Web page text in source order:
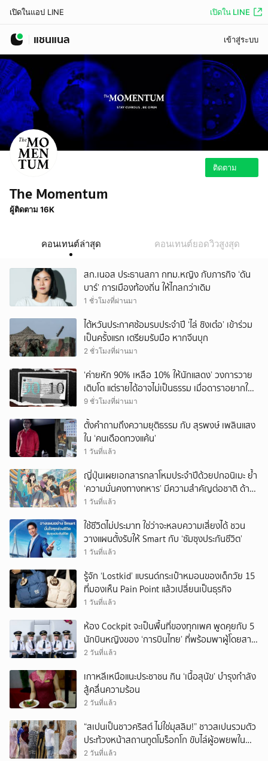
เปิดในแอป LINE เปิดใน LINE
แชนแนล เข้าสู่ระบบ
ติดตาม
The Momentum
ผู้ติดตาม 16K
คอนเทนต์ล่าสุด คอนเทนต์ยอดวิวสูงสุด
สก.เนอส ประธานสภา กทม.หญิง กับภารกิจ ‘ดัน
บาร์’ การเมืองท้องถิ่น ให้ไกลกว่าเดิม
1 ชั่วโมงที่ผ่านมา
ไต้หวันประกาศซ้อมรบประจำปี ‘ไล่ ชิงเต๋อ’ เข้าร่วม
เป็นครั้งแรก เตรียมรับมือ หากจีนบุก
2 ชั่วโมงที่ผ่านมา
‘ค่ายหัก 90% เหลือ 10% ให้นักแสดง’ วงการวาย
เติบโต แต่รายได้อาจไม่เป็นธรรม เมื่อดาราอยากให้มี
‘สัญญามาตรฐาน’
9 ชั่วโมงที่ผ่านมา
ตั้งคำถามถึงความยุติธรรม กับ สุรพงษ์ เพลินแสง
ใน ‘คนเดือดทวงแค้น’
1 วันที่แล้ว
ญี่ปุ่นเผยเอกสารกลาโหมประจำปีด้วยปกอนิเมะ ย้ำ
‘ความมั่นคงทางทหาร’ มีความสำคัญต่อชาติ ด้าน
จีนเตือน ขออย่าซ้ำรอยประวัติศาสตร์
1 วันที่แล้ว
ใช้ชีวิตไม่ประมาท ใช่ว่าจะหลบความเสี่ยงได้ ชวน
วางแผนตั้งรับให้ Smart กับ ‘ซัมซุงประกันชีวิต’
1 วันที่แล้ว
รู้จัก ‘Lostkid’ แบรนด์กระเป๋าหมอนของเด็กวัย 15
ที่มองเห็น Pain Point แล้วเปลี่ยนเป็นธุรกิจ
1 วันที่แล้ว
ห้อง Cockpit จะเป็นพื้นที่ของทุกเพศ พูดคุยกับ 5
นักบินหญิงของ ‘การบินไทย’ ที่พร้อมพาผู้โดยสาร
บินไปทั่วโลก
2 วันที่แล้ว
เกาหลีเหนือแนะประชาชน กิน ‘เนื้อสุนัข’ บำรุงกำลัง
สู้คลื่นความร้อน
2 วันที่แล้ว
“สเปนเป็นชาวคริสต์ ไม่ใช่มุสลิม!” ชาวสเปนรวมตัว
ประท้วงหน้าสถานทูตโมร็อกโก ขับไล่ผู้อพยพใน
เมืองเซวตาออกนอกประเทศ
2 วันที่แล้ว